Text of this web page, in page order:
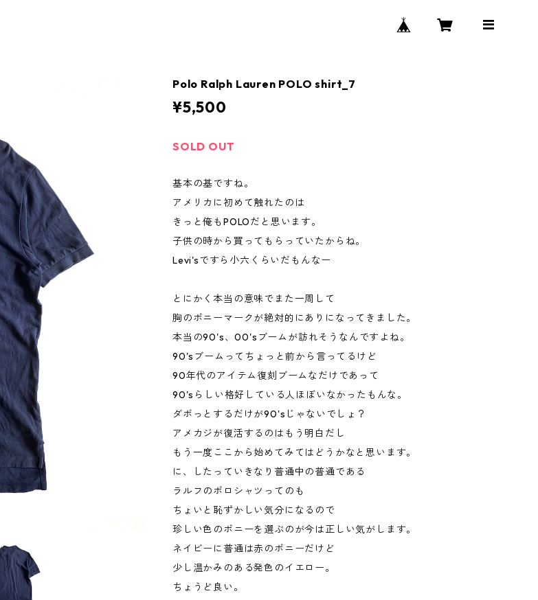
Polo Ralph Lauren POLO shirt_7
¥5,500
SOLD OUT
基本の基ですね。
アメリカに初めて触れたのは
きっと俺もPOLOだと思います。
子供の時から買ってもらっていたからね。
Levi'sですら小六くらいだもんなー
とにかく本当の意味でまた一周して
胸のポニーマークが絶対的にありになってきました。
本当の90's、00'sブームが訪れそうなんですよね。
90'sブームってちょっと前から言ってるけど
90年代のアイテム復刻ブームなだけであって
90'sらしい格好している人ほぼいなかったもんな。
ダボっとするだけが90'sじゃないでしょ？
アメカジが復活するのはもう明白だし
もう一度ここから始めてみてはどうかなと思います。
に、したっていきなり普通中の普通である
ラルフのポロシャツってのも
ちょいと恥ずかしい気分になるので
珍しい色のポニーを選ぶのが今は正しい気がします。
ネイビーに普通は赤のポニーだけど
少し温かみのある発色のイエロー。
ちょうど良い。